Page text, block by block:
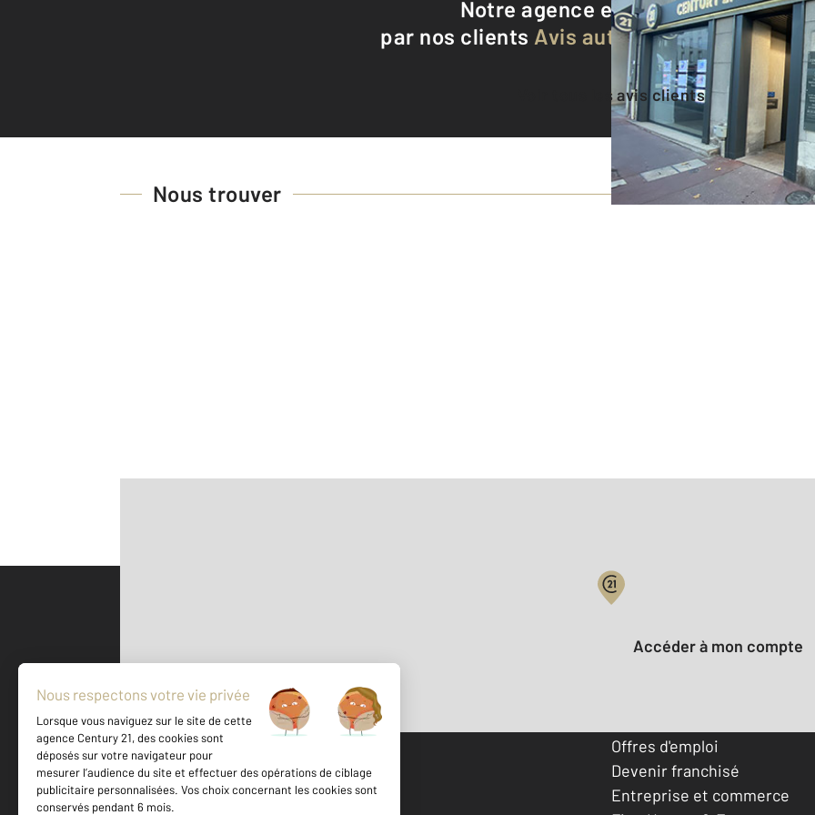
Notre agence est notée9,4/10
par nos clients Avis authentifiés par
Voir tous les avis clients
Nous trouver
500 m ©Mappy
Votre compte :
Accéder à mon compte
Votre agence est notée
Offres d'emploi
Devenir franchisé
Entreprise et commerce